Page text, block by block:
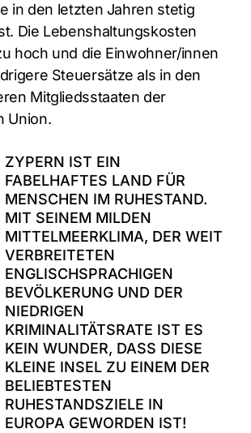
in den letzten Jahren stetig
Die Lebenshaltungskosten
hoch und die Einwohner/innen
Steuersätze als in den
Mitgliedsstaaten der
Union.
ZYPERN IST EIN
FABELHAFTES LAND FÜR
MENSCHEN IM RUHESTAND.
MIT SEINEM MILDEN
MITTELMEERKLIMA, DER WEIT
VERBREITETEN
ENGLISCHSPRACHIGEN
BEVÖLKERUNG UND DER
NIEDRIGEN
KRIMINALITÄTSRATE IST ES
KEIN WUNDER, DASS DIESE
KLEINE INSEL ZU EINEM DER
BELIEBTESTEN
RUHESTANDSZIELE IN
EUROPA GEWORDEN IST!